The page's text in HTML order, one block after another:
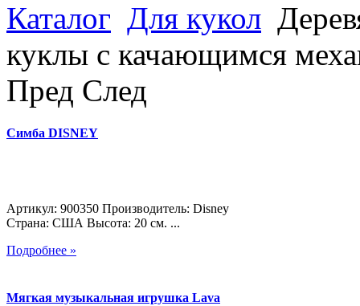
Каталог Для кукол
куклы с качающимся
Пред След
Симба DISNEY
Артикул: 900350 Производитель: Disney
Страна: США Высота: 20 см. ...
Подробнее »
Мягкая музыкальная игрушка Lava